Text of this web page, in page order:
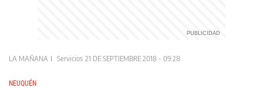
LA MAÑANA Servicios 21 DE SEPTIEMBRE 2018 - 09:28
NEUQUÉN